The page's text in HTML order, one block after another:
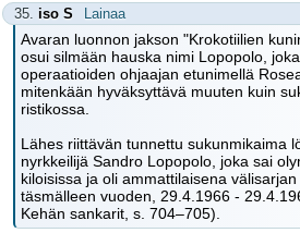
35. iso S Lainaa
Avaran luonnon jakson "Krokotiilien
osui silmään hauska nimi Lopopolo,
operaatioiden ohjaajan etunimellä
mitenkään hyväksyttävä muuten kuin
ristikossa.
Lähes riittävän tunnettu sukunmikaima
nyrkkeilijä Sandro Lopopolo, joka sai
kiloisissa ja oli ammattilaisena
täsmälleen vuoden, 29.4.1966 -
Kehän sankarit, s. 704–705).